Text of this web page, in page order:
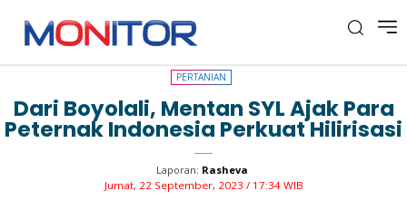
PERTANIAN
PERTANIAN
Dari Boyolali, Mentan SYL Ajak Para
Peternak Indonesia Perkuat Hilirisasi
Laporan: Rasheva
Jumat, 22 September, 2023 / 17:34 WIB